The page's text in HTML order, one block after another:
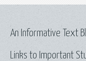
Links to Important
An Informative Text